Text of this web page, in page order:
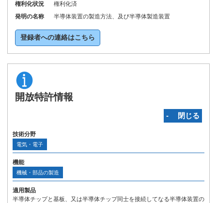
権利化状況
権利化済
発明の名称
半導体装置の製造方法、及び半導体製造装置
登録者への連絡はこちら
開放特許情報
‐ 閉じる
技術分野
電気・電子
機能
機械・部品の製造
適用製品
半導体チップと基板、又は半導体チップ同士を接続してなる半導体装置の